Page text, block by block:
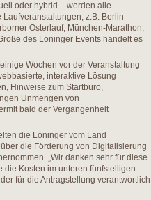
oder hybrid – werden alle
Laufveranstaltungen, z.B. Berlin-
Osterlauf, München-Marathon,
des Löninger Events handelt es
Wochen vor der Veranstaltung
interaktive Lösung
Hinweise zum Startbüro,
Unmengen von
bald der Vergangenheit
die Löninger vom Land
die Förderung von Digitalisierung
„Wir danken sehr für diese
die Kosten im unteren fünfstelligen
für die Antragstellung verantwortlich